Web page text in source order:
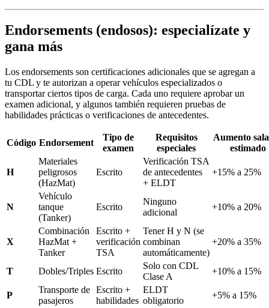
Endorsements (endosos): especialízate y
gana más
Los endorsements son certificaciones adicionales que se agregan a
tu CDL y te autorizan a operar vehículos especializados o
transportar ciertos tipos de carga. Cada uno requiere aprobar un
examen adicional, y algunos también requieren pruebas de
habilidades prácticas o verificaciones de antecedentes.
Código Endorsement
Tipo de
examen
Requisitos
especiales
Aumento
estimado
H
Materiales
peligrosos
(HazMat)
Escrito
Verificación TSA
de antecedentes
+ ELDT
+15% a 25%
N
Vehículo
tanque
(Tanker)
Escrito
Ninguno
adicional
+10% a 20%
X
Combinación
HazMat +
Tanker
Escrito +
verificación
TSA
Tener H y N (se
combinan
automáticamente)
+20% a 35%
T Dobles/Triples Escrito
Solo con CDL
Clase A
+10% a 15%
P
Transporte de
pasajeros
Escrito +
habilidades
ELDT
obligatorio
+5% a 15%